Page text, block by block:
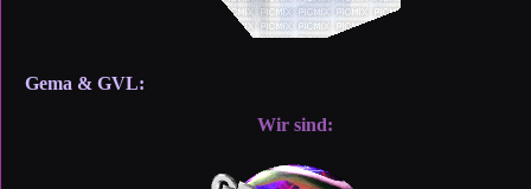
Gema & GVL:
Wir sind: